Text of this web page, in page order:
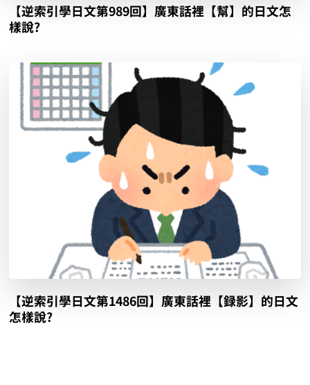
【逆索引學日文第989回】廣東話裡【幫】的日文怎
樣說?
【逆索引學日文第1486回】廣東話裡【録影】的日文
怎樣說?